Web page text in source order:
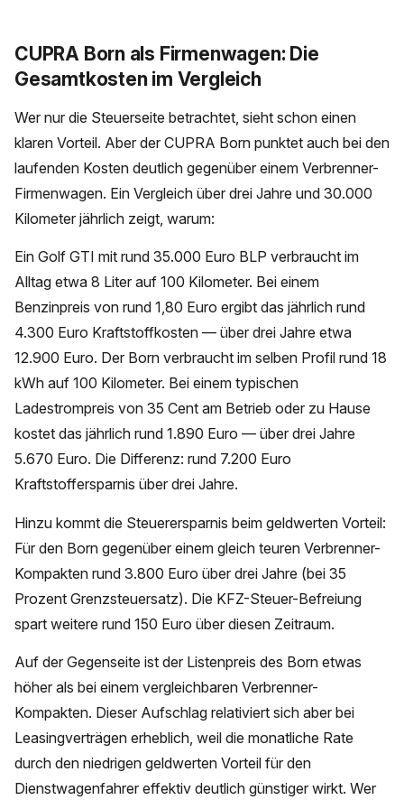
CUPRA Born als Firmenwagen: Die
Gesamtkosten im Vergleich
Wer nur die Steuerseite betrachtet, sieht schon einen
klaren Vorteil. Aber der CUPRA Born punktet auch bei den
laufenden Kosten deutlich gegenüber einem Verbrenner-
Firmenwagen. Ein Vergleich über drei Jahre und 30.000
Kilometer jährlich zeigt, warum:
Ein Golf GTI mit rund 35.000 Euro BLP verbraucht im
Alltag etwa 8 Liter auf 100 Kilometer. Bei einem
Benzinpreis von rund 1,80 Euro ergibt das jährlich rund
4.300 Euro Kraftstoffkosten — über drei Jahre etwa
12.900 Euro. Der Born verbraucht im selben Profil rund 18
kWh auf 100 Kilometer. Bei einem typischen
Ladestrompreis von 35 Cent am Betrieb oder zu Hause
kostet das jährlich rund 1.890 Euro — über drei Jahre
5.670 Euro. Die Differenz: rund 7.200 Euro
Kraftstoffersparnis über drei Jahre.
Hinzu kommt die Steuerersparnis beim geldwerten Vorteil:
Für den Born gegenüber einem gleich teuren Verbrenner-
Kompakten rund 3.800 Euro über drei Jahre (bei 35
Prozent Grenzsteuersatz). Die KFZ-Steuer-Befreiung
spart weitere rund 150 Euro über diesen Zeitraum.
Auf der Gegenseite ist der Listenpreis des Born etwas
höher als bei einem vergleichbaren Verbrenner-
Kompakten. Dieser Aufschlag relativiert sich aber bei
Leasingverträgen erheblich, weil die monatliche Rate
durch den niedrigen geldwerten Vorteil für den
Dienstwagenfahrer effektiv deutlich günstiger wirkt. Wer